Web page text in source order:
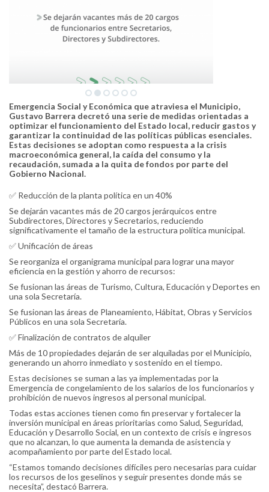
Emergencia Social y Económica que atraviesa el Municipio,
Gustavo Barrera decretó una serie de medidas orientadas a
optimizar el funcionamiento del Estado local, reducir gastos y
garantizar la continuidad de las políticas públicas esenciales.
Estas decisiones se adoptan como respuesta a la crisis
macroeconómica general, la caída del consumo y la
recaudación, sumada a la quita de fondos por parte del
Gobierno Nacional.
✅ Reducción de la planta política en un 40%
Se dejarán vacantes más de 20 cargos jerárquicos entre
Subdirectores, Directores y Secretarios, reduciendo
significativamente el tamaño de la estructura política municipal.
✅ Unificación de áreas
Se reorganiza el organigrama municipal para lograr una mayor
eficiencia en la gestión y ahorro de recursos:
Se fusionan las áreas de Turismo, Cultura, Educación y Deportes en
una sola Secretaría.
Se fusionan las áreas de Planeamiento, Hábitat, Obras y Servicios
Públicos en una sola Secretaría.
✅ Finalización de contratos de alquiler
Más de 10 propiedades dejarán de ser alquiladas por el Municipio,
generando un ahorro inmediato y sostenido en el tiempo.
Estas decisiones se suman a las ya implementadas por la
Emergencia de congelamiento de los salarios de los funcionarios y
prohibición de nuevos ingresos al personal municipal.
Todas estas acciones tienen como fin preservar y fortalecer la
inversión municipal en áreas prioritarias como Salud, Seguridad,
Educación y Desarrollo Social, en un contexto de crisis e ingresos
que no alcanzan, lo que aumenta la demanda de asistencia y
acompañamiento por parte del Estado local.
“Estamos tomando decisiones difíciles pero necesarias para cuidar
los recursos de los geselinos y seguir presentes donde más se
necesita”, destacó Barrera.